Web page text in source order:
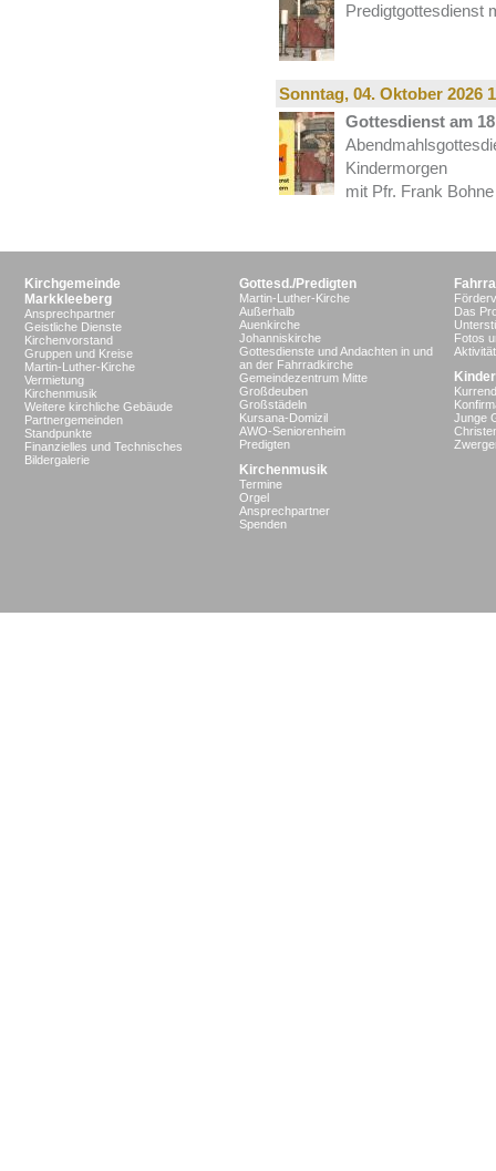
Predigtgottesdienst
Sonntag, 04. Oktober 2026
Gottesdienst am
Kindermorgen
mit Pfr. Frank Bohne
Kirchgemeinde
Markkleeberg
Ansprechpartner
Geistliche Dienste
Kirchenvorstand
Gruppen und Kreise
Martin-Luther-Kirche
Vermietung
Kirchenmusik
Weitere kirchliche Gebäude
Partnergemeinden
Standpunkte
Finanzielles und Technisches
Bildergalerie
Gottesd./Predigten
Martin-Luther-Kirche
Außerhalb
Auenkirche
Johanniskirche
Gottesdienste und Andachten in und
an der Fahrradkirche
Gemeindezentrum Mitte
Großdeuben
Großstädeln
Kursana-Domizil
AWO-Seniorenheim
Predigten
Kirchenmusik
Termine
Orgel
Ansprechpartner
Spenden
Das
Fotos
Junge